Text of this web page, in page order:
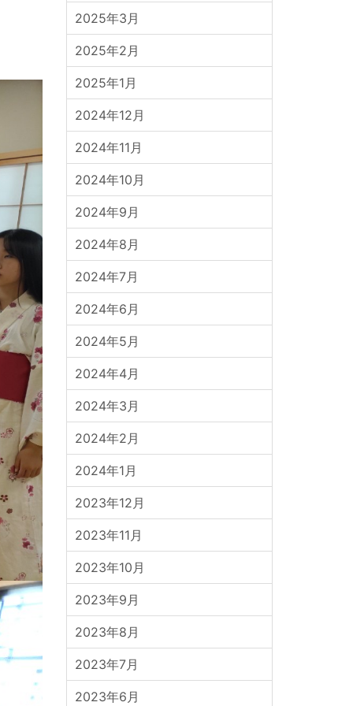
2025年3月
2025年2月
2025年1月
2024年12月
2024年11月
2024年10月
2024年9月
2024年8月
2024年7月
2024年6月
2024年5月
2024年4月
2024年3月
2024年2月
2024年1月
2023年12月
2023年11月
2023年10月
2023年9月
2023年8月
2023年7月
2023年6月